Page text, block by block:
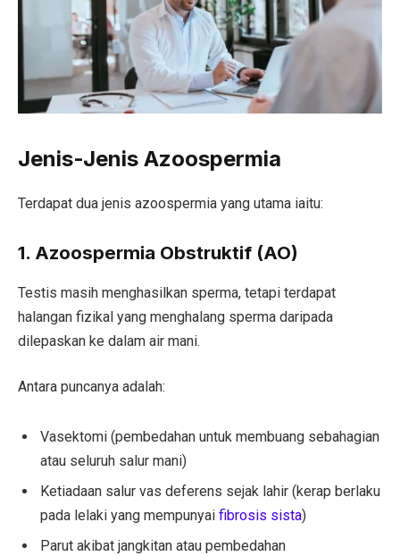
Jenis-Jenis Azoospermia
Terdapat dua jenis azoospermia yang utama iaitu:
1. Azoospermia Obstruktif (AO)
Testis masih menghasilkan sperma, tetapi terdapat
halangan fizikal yang menghalang sperma daripada
dilepaskan ke dalam air mani.
Antara puncanya adalah:
Vasektomi (pembedahan untuk membuang sebahagian
atau seluruh salur mani)
Ketiadaan salur vas deferens sejak lahir (kerap berlaku
pada lelaki yang mempunyai fibrosis sista)
Parut akibat jangkitan atau pembedahan